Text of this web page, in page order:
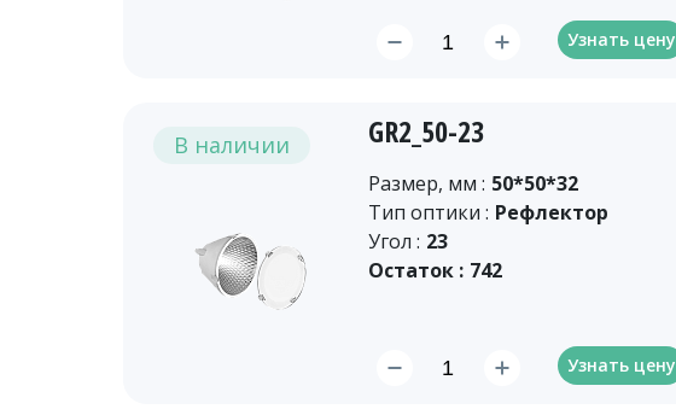
Узнать цену
В наличии GR2_50-23
Размер, мм : 50*50*32
Тип оптики : Рефлектор
Угол : 23
Остаток : 742
Узнать цену